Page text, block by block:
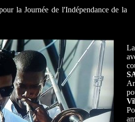
la Journée de l'Indépendance de la